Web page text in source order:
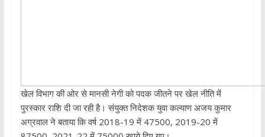
खेल विभाग की ओर से मानसी नेगी को पदक जीतने पर खेल नीति में
पुरस्कार राशि दी जा रही है। संयुक्त निदेशक युवा कल्याण अजय कुमार
अग्रवाल ने बताया कि वर्ष 2018-19 में 47500, 2019-20 में